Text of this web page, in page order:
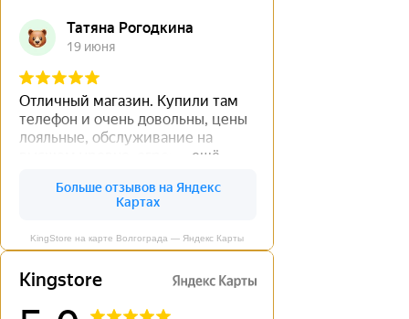
KingStore на карте Волгограда — Яндекс Карты